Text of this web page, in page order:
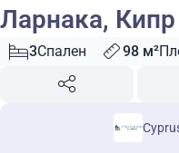
Ларнака,
3Спален 98 м²